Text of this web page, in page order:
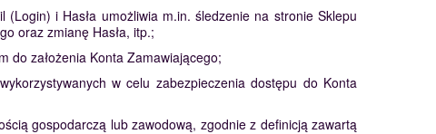
i Hasła umożliwia m.in. śledzenie na stronie Sklepu
oraz zmianę Hasła, itp.;
do założenia Konta Zamawiającego;
w celu zabezpieczenia dostępu do Konta
gospodarczą lub zawodową, zgodnie z definicją zawartą